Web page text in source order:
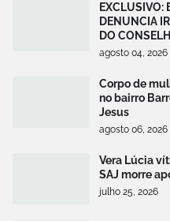
EXCLUSIVO:
DENUNCIA
DO
agosto 04, 2026
Corpo de
no bairro
Jesus
agosto 06, 2026
Vera Lúcia
SAJ morre
julho 25, 2026